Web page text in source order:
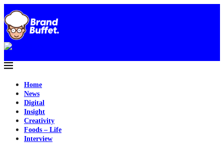
Home
News
Digital
Insight
Creativity
Foods – Life
Interview